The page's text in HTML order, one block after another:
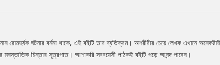
ঘটনার বর্ননা থাকে, এই বইটি তার ব্যতিক্রম। অশরীরীর চেয়ে লেখক এখানে অনেকটাই
মনস্তাতিক চিন্তার সূত্রপাত। আশাকরি সববয়েসী পাঠকই বইটি পড়ে আনন্দ পাবেন।